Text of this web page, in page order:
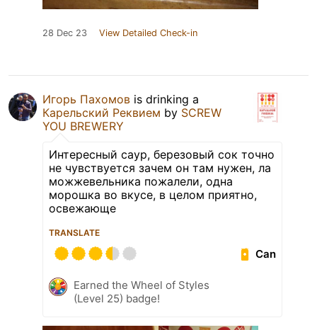
28 Dec 23 View Detailed Check-in
Игорь Пахомов is drinking a
Карельский Реквием by SCREW
YOU BREWERY
Интересный саур, березовый сок точно
не чувствуется зачем он там нужен, ла
можжевельника пожалели, одна
морошка во вкусе, в целом приятно,
освежающе
TRANSLATE
Can
Earned the Wheel of Styles
(Level 25) badge!